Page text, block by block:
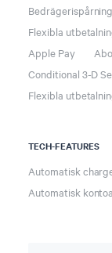
Bedrägerispårning
Flexibla
Apple Pay
Conditional 3-D
Flexibla
TECH-FEATURES
Automatisk
Automatisk